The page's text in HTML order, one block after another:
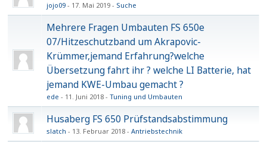
jojo09 17. Mai 2019 Suche
Mehrere Fragen Umbauten FS 650e
07/Hitzeschutzband um Akrapovic-
Krümmer,jemand Erfahrung?welche
Übersetzung fahrt ihr ? welche LI Batterie, hat
jemand KWE-Umbau gemacht ?
ede 11. Juni 2018 Tuning und Umbauten
Husaberg FS 650 Prüfstandsabstimmung
slatch 13. Februar 2018 Antriebstechnik